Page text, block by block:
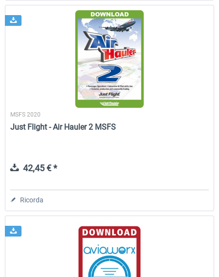
MSFS 2020
Just Flight - Air Hauler 2 MSFS
42,45 € *
Ricorda